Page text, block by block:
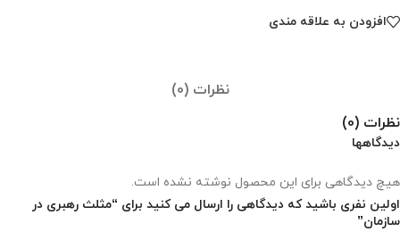
افزودن به علاقه مندی
نظرات (0)
نظرات (0)
دیدگاهها
هیچ دیدگاهی برای این محصول نوشته نشده است.
اولین نفری باشید که دیدگاهی را ارسال می کنید برای “مثلث رهبری در
سازمان”